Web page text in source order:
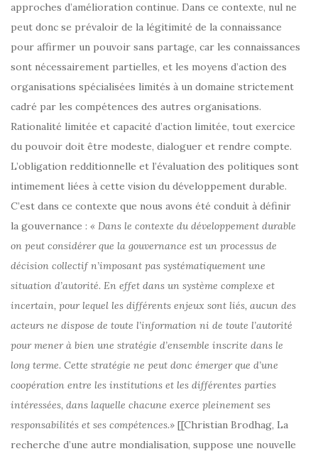
approches d’amélioration continue. Dans ce contexte, nul ne
peut donc se prévaloir de la légitimité de la connaissance
pour affirmer un pouvoir sans partage, car les connaissances
sont nécessairement partielles, et les moyens d’action des
organisations spécialisées limités à un domaine strictement
cadré par les compétences des autres organisations.
Rationalité limitée et capacité d’action limitée, tout exercice
du pouvoir doit être modeste, dialoguer et rendre compte.
L’obligation redditionnelle et l’évaluation des politiques sont
intimement liées à cette vision du développement durable.
C’est dans ce contexte que nous avons été conduit à définir
la gouvernance : « Dans le contexte du développement durable
on peut considérer que la gouvernance est un processus de
décision collectif n’imposant pas systématiquement une
situation d’autorité. En effet dans un système complexe et
incertain, pour lequel les différents enjeux sont liés, aucun des
acteurs ne dispose de toute l’information ni de toute l’autorité
pour mener à bien une stratégie d’ensemble inscrite dans le
long terme. Cette stratégie ne peut donc émerger que d’une
coopération entre les institutions et les différentes parties
intéressées, dans laquelle chacune exerce pleinement ses
responsabilités et ses compétences.» [[Christian Brodhag, La
recherche d’une autre mondialisation, suppose une nouvelle